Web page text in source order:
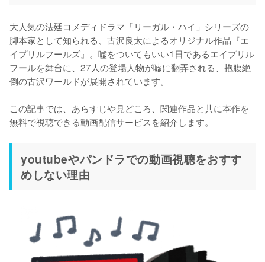
大人気の法廷コメディドラマ「リーガル・ハイ」シリーズの
脚本家として知られる、古沢良太によるオリジナル作品『エ
イプリルフールズ』。嘘をついてもいい1日であるエイプリル
フールを舞台に、27人の登場人物が嘘に翻弄される、抱腹絶
倒の古沢ワールドが展開されています。
この記事では、あらすじや見どころ、関連作品と共に本作を
無料で視聴できる動画配信サービスを紹介します。
youtubeやパンドラでの動画視聴をおすす
めしない理由